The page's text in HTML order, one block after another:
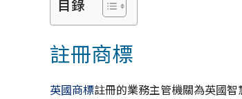
目錄
註冊商標
英國商標註冊的業務主管機關為英國